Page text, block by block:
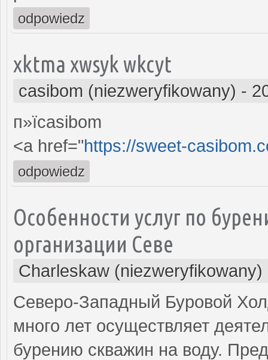
odpowiedz
xktma xwsyk wkcyt
casibom (niezweryfikowany) -
п»їcasibom
<a href="https://sweet-
odpowiedz
Особенности услуг по
организации Севе
Charleskaw (niezweryfikowany)
Северо-Западный Буровой
много лет осуществляет
бурению скважин на воду.